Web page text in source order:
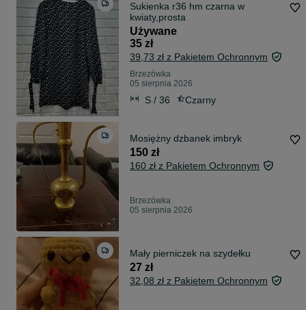
Sukienka r36 hm czarna w
kwiaty,prosta
Używane
35 zł
39,73 zł z Pakietem Ochronnym
Brzezówka
05 sierpnia 2026
S / 36 Czarny
Mosiężny dzbanek imbryk
150 zł
160 zł z Pakietem Ochronnym
Brzezówka
05 sierpnia 2026
Mały pierniczek na szydełku
27 zł
32,08 zł z Pakietem Ochronnym